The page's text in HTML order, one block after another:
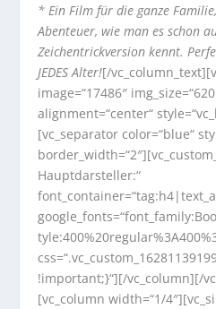
* Ein Film für die ganze
Abenteuer, wie man es schon
Zeichentrickversion kennt.
JEDES Alter![/
image=“17486″
alignment=“center“
[vc_separator color=“blue“
Hauptdarsteller:“
!important;}“][/vc_column][/
[vc_column width=“1/